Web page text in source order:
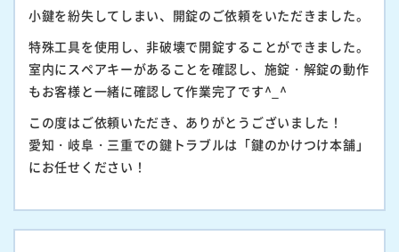
小鍵を紛失してしまい、開錠のご依頼をいただきました。
特殊工具を使用し、非破壊で開錠することができました。
室内にスペアキーがあることを確認し、施錠・解錠の動作
もお客様と一緒に確認して作業完了です^_^
この度はご依頼いただき、ありがとうございました！
愛知・岐阜・三重での鍵トラブルは「鍵のかけつけ本舗」
にお任せください！